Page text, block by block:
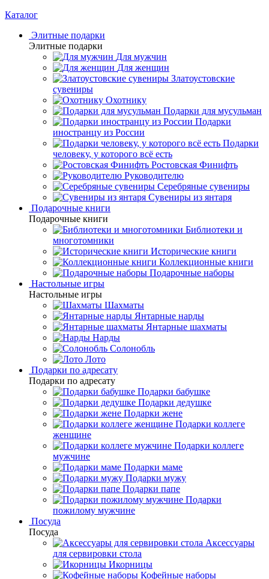
Каталог
Элитные подарки
Элитные подарки
Для мужчин
Для женщин
Златоустовские
сувениры
Охотнику
Подарки для мусульман
Подарки
иностранцу из России
Подарки
человеку, у которого всё есть
Ростовская Финифть
Руководителю
Серебряные сувениры
Сувениры из янтаря
Подарочные книги
Подарочные книги
Библиотеки и
многотомники
Исторические книги
Коллекционные книги
Подарочные наборы
Настольные игры
Настольные игры
Шахматы
Янтарные нарды
Янтарные шахматы
Нарды
Солонобль
Лото
Подарки по адресату
Подарки по адресату
Подарки бабушке
Подарки дедушке
Подарки жене
Подарки коллеге
женщине
Подарки коллеге
мужчине
Подарки маме
Подарки мужу
Подарки папе
Подарки
пожилому мужчине
Посуда
Посуда
Аксессуары
для сервировки стола
Икорницы
Кофейные наборы